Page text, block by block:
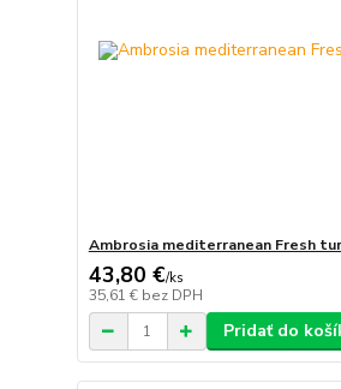
Ambrosia mediterranean Fresh
43,80 €/ks
35,61 € bez DPH
Pridať do